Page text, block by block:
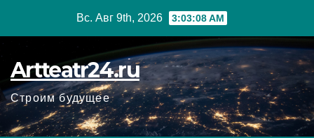
Вс. Авг 9th, 2026 3:03:09 AM
Artteatr24.ru
Строим будущее